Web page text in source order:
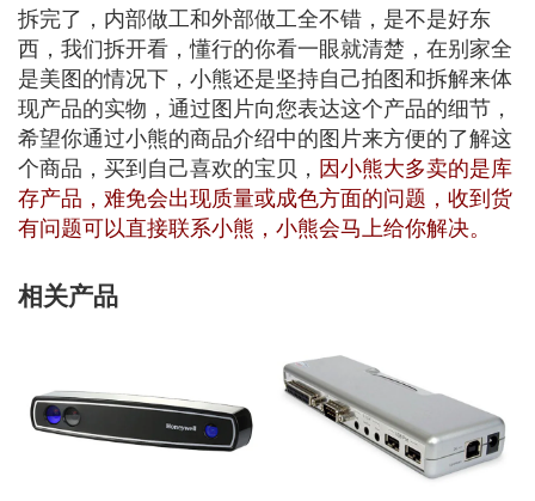
拆完了，内部做工和外部做工全不错，是不是好东
西，我们拆开看，懂行的你看一眼就清楚，在别家全
是美图的情况下，小熊还是坚持自己拍图和拆解来体
现产品的实物，通过图片向您表达这个产品的细节，
希望你通过小熊的商品介绍中的图片来方便的了解这
个商品，买到自己喜欢的宝贝， 因小熊大多卖的是库
存产品，难免会出现质量或成色方面的问题，收到货
有问题可以直接联系小熊，小熊会马上给你解决。
相关产品